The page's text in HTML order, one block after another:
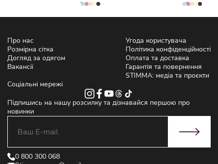
Про нас
Розмірна сітка
Догляд за одягом
Вакансії
Угода користувача
Політика конфіденційності
Оплата та доставка
Гарантія та повернення
STIMMA: медіа та проєкти
Соціальні мережі
Підпишись на нашу розсилку та дізнавайся першою про
новинки
0 800 300 068